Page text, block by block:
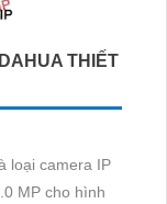
THIẾT
loại camera IP
MP cho hình